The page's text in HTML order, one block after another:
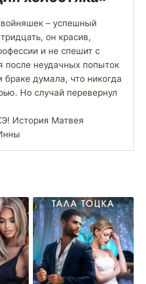
– успешный
он красив,
и не спешит с
после неудачных попыток
думала, что никогда
Но случай перевернул
История Матвея